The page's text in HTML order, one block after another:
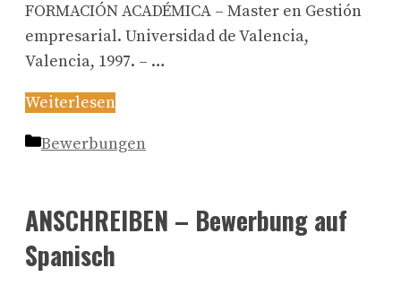
FORMACIÓN ACADÉMICA – Master en Gestión
empresarial. Universidad de Valencia,
Valencia, 1997. – …
Weiterlesen
Kategorien
Bewerbungen
ANSCHREIBEN – Bewerbung auf
Spanisch